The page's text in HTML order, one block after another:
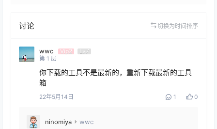
讨论 切换为时间排序
wwc Vip2
Lv7
第 1 层
你下载的工具不是最新的，重新下载最新的工具
箱
22年5月14日 1 0
ninomiya wwc